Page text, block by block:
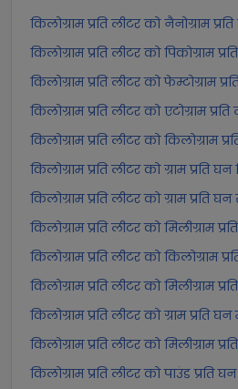
किलोग्राम प्रति लीटर को नैनोग्राम
किलोग्राम प्रति लीटर को पिकोग्राम
किलोग्राम प्रति लीटर को फेम्टोग्राम
किलोग्राम प्रति लीटर को एटोग्राम
किलोग्राम प्रति लीटर को किलोग्राम
किलोग्राम प्रति लीटर को ग्राम प्रति
किलोग्राम प्रति लीटर को ग्राम प्रति
किलोग्राम प्रति लीटर को मिलीग्राम
किलोग्राम प्रति लीटर को किलोग्राम
किलोग्राम प्रति लीटर को मिलीग्राम
किलोग्राम प्रति लीटर को ग्राम प्रति
किलोग्राम प्रति लीटर को मिलीग्राम
किलोग्राम प्रति लीटर को पाउंड प्रति